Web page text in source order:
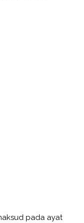
pada ayat